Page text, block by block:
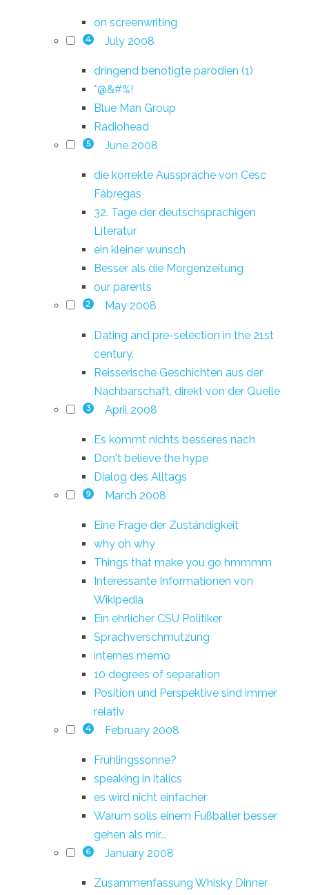
on screenwriting
4 July 2008
dringend benötigte parodien (1)
*@&#%!
Blue Man Group
Radiohead
5 June 2008
die korrekte Aussprache von Cesc
Fàbregas
32. Tage der deutschsprachigen
Literatur
ein kleiner wunsch
Besser als die Morgenzeitung
our parents
2 May 2008
Dating and pre-selection in the 21st
century.
Reisserische Geschichten aus der
Nachbarschaft, direkt von der Quelle
3 April 2008
Es kommt nichts besseres nach
Don't believe the hype
Dialog des Alltags
9 March 2008
Eine Frage der Zuständigkeit
why oh why
Things that make you go hmmmm
Interessante Informationen von
Wikipedia
Ein ehrlicher CSU Politiker
Sprachverschmutzung
internes memo
10 degrees of separation
Position und Perspektive sind immer
relativ
4 February 2008
Frühlingssonne?
speaking in italics
es wird nicht einfacher
Warum solls einem Fußballer besser
gehen als mir...
6 January 2008
Zusammenfassung Whisky Dinner